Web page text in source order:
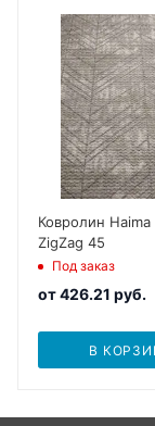
Ковролин
ZigZag 45
Под заказ
от426.21 руб.
В